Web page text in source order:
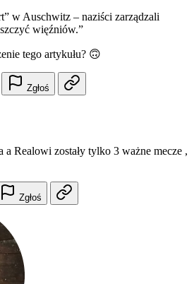
w Auschwitz – naziści zarządzali
więźniów.”
tego artykułu? 🙃
Zgłoś
Realowi zostały tylko 3 ważne mecze ,
Zgłoś